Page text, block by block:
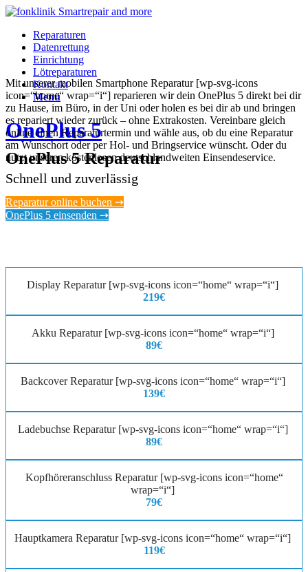
Reparaturen
Datenrettung
Einrichtung
Lötreparaturen
Kontakt
Menü
OnePlus 5
OnePlus 5 Reparatur
Schnell und zuverlässig
Mit unserer mobilen Smartphone Reparatur [wp-svg-icons
icon=“home“ wrap=“i“] reparieren wir dein OnePlus 5 direkt bei dir
zu Hause, im Büro, in der Uni oder holen es bei dir ab und bringen
es repariert wieder zurück – ohne Extrakosten. Vereinbare gleich
online einen Reparaturtermin und wähle aus, ob du eine Reparatur
am Wunschort oder per Hol- und Bringservice wünscht. Oder du
nutzt unseren kostenlosen deutschlandweiten Einsendeservice.
Reparatur online buchen ➙
OnePlus 5 einsenden ➙
Display Reparatur [wp-svg-icons icon=“home“ wrap=“i“]
219€
Akku Reparatur [wp-svg-icons icon=“home“ wrap=“i“]
89€
Backcover Reparatur [wp-svg-icons icon=“home“ wrap=“i“]
139€
Ladebuchse Reparatur [wp-svg-icons icon=“home“ wrap=“i“]
89€
Kopfhöreranschluss Reparatur [wp-svg-icons icon=“home“
wrap=“i“]
79€
Hauptkamera Reparatur [wp-svg-icons icon=“home“ wrap=“i“]
119€